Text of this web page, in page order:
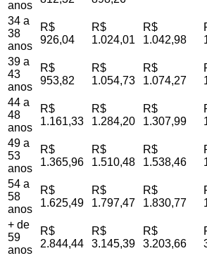
anos
34 a
38
anos
R$
926,04
R$
1.024,01
R$
1.042,98
39 a
43
anos
R$
953,82
R$
1.054,73
R$
1.074,27
44 a
48
anos
R$
1.161,33
R$
1.284,20
R$
1.307,99
49 a
53
anos
R$
1.365,96
R$
1.510,48
R$
1.538,46
54 a
58
anos
R$
1.625,49
R$
1.797,47
R$
1.830,77
+ de
59
anos
R$
2.844,44
R$
3.145,39
R$
3.203,66